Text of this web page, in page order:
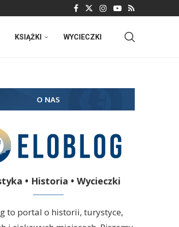
KSIĄŻKI WYCIECZKI
O NAS
• Historia • Wycieczki
to portal o historii, turystyce,